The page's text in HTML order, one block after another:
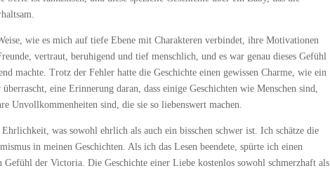
wie es mich auf tiefe Ebene mit Charakteren verbindet, ihre Motivationen
vertraut, beruhigend und tief menschlich, und es war genau dieses Gefühl
machte. Trotz der Fehler hatte die Geschichte einen gewissen Charme, wie ein
eine Erinnerung daran, dass einige Geschichten wie Menschen sind,
Unvollkommenheiten sind, die sie so liebenswert machen.
was sowohl ehrlich als auch ein bisschen schwer ist. Ich schätze die
in meinen Geschichten. Als ich das Lesen beendete, spürte ich einen
der Victoria. Die Geschichte einer Liebe kostenlos sowohl schmerzhaft als